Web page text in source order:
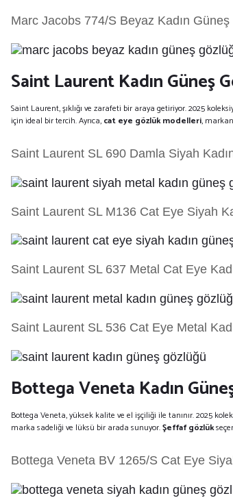
Marc Jacobs 774/S Beyaz Kadın
Saint Laurent Kadın Güneş
Saint Laurent, şıklığı ve zarafeti bir araya getiriyor. 2025
için ideal bir tercih. Ayrıca, cat eye gözlük modelleri,
Saint Laurent SL 690 Damla Siyah
Saint Laurent SL M136 Cat Eye Siyah
Saint Laurent SL 637 Metal Cat Eye
Saint Laurent SL 536 Cat Eye Metal
Bottega Veneta Kadın
Bottega Veneta, yüksek kalite ve el işçiliği ile tanınır. 2025
marka sadeliği ve lüksü bir arada sunuyor.Şeffaf gözlük
Bottega Veneta BV 1265/S Cat Eye